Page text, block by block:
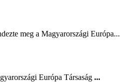
meg a Magyarországi Európa...
Európa Társaság ...